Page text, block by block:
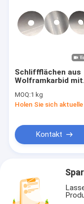
Schliffflächen aus
Wolframkarbid mit
Präzisionssägen
MOQ:1 kg
Holen Sie sich aktuelle
Kontakt